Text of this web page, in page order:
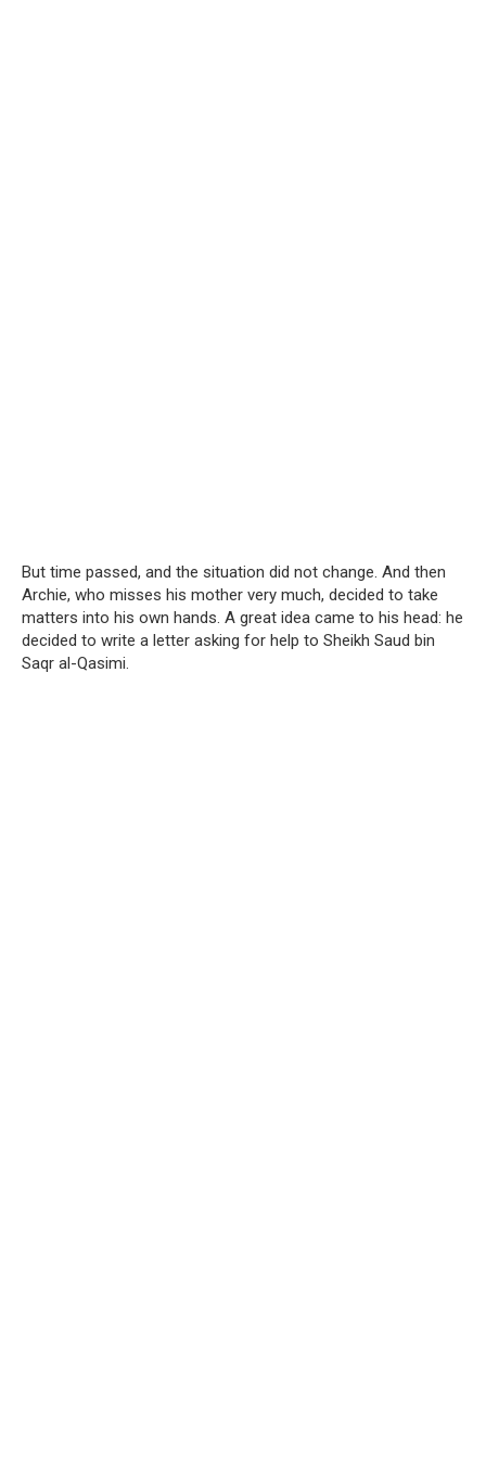
But time passed, and the situation did not change. And then
Archie, who misses his mother very much, decided to take
matters into his own hands. A great idea came to his head: he
decided to write a letter asking for help to Sheikh Saud bin
Saqr al-Qasimi.